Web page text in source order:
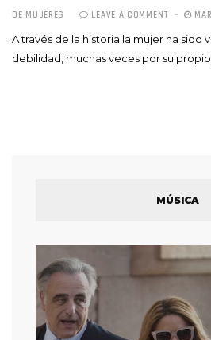
DE MUJERES LEAVE A COMMENT
A través de la historia la mujer ha sido
debilidad, muchas veces por su
MÚSICA